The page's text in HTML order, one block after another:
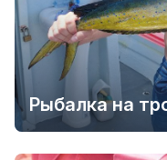
Рыбалка на